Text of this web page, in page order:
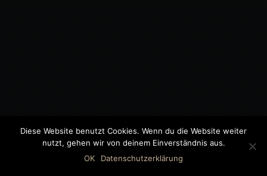
©2018 MWB – MOTORWAGEN BERNAU GMBH
Diese Website benutzt Cookies. Wenn du die Website weiter
nutzt, gehen wir von deinem Einverständnis aus.
OK
Datenschutzerklärung